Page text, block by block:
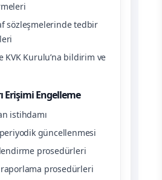
sözleşmelerinde tedbir
KVK Kurulu’na bildirim ve
Erişimi Engelleme
istihdamı
güncellenmesi
prosedürleri
prosedürleri